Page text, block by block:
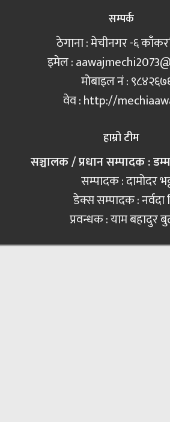
सम्पर्क
ठेगाना : मेचीनगर -६
इमेल :
मोबाइल नं‍ :
वेव : http://
हाम्रो टीम
सञ्चालक / प्रधान सम्पादक :
सम्पादक : दामोदर
डेक्स सम्पादक : नर्वदा
प्रवन्धक : याम बहादुर